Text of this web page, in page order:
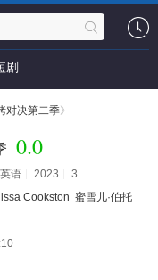
剧
对决第二季》
0.0
英语 2023
3
Cookston 蜜雪儿·伯托